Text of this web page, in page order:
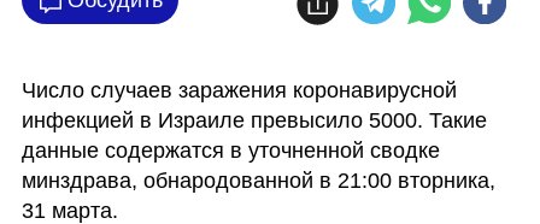
Число случаев заражения коронавирусной
инфекцией в Израиле превысило 5000. Такие
данные содержатся в уточненной сводке
минздрава, обнародованной в 21:00 вторника,
31 марта.